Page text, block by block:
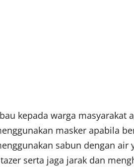
kepada warga masyarakat
masker apabila
sabun dengan air
serta jaga jarak dan